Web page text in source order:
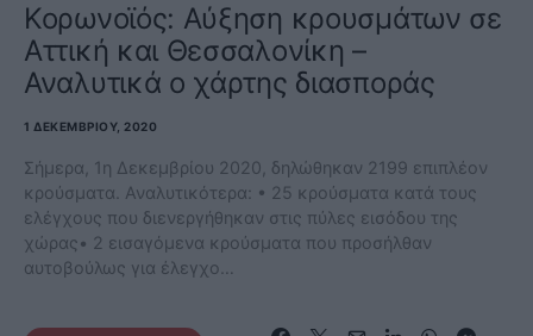
Κορωνοϊός: Αύξηση κρουσμάτων σε
Αττική και Θεσσαλονίκη –
Αναλυτικά ο χάρτης διασποράς
1 ΔΕΚΕΜΒΡΊΟΥ, 2020
Σήμερα, 1η Δεκεμβρίου 2020, δηλώθηκαν 2199 επιπλέον
κρούσματα. Αναλυτικότερα: • 25 κρούσματα κατά τους
ελέγχους που διενεργήθηκαν στις πύλες εισόδου της
χώρας• 2 εισαγόμενα κρούσματα που προσήλθαν
αυτοβούλως για έλεγχο…